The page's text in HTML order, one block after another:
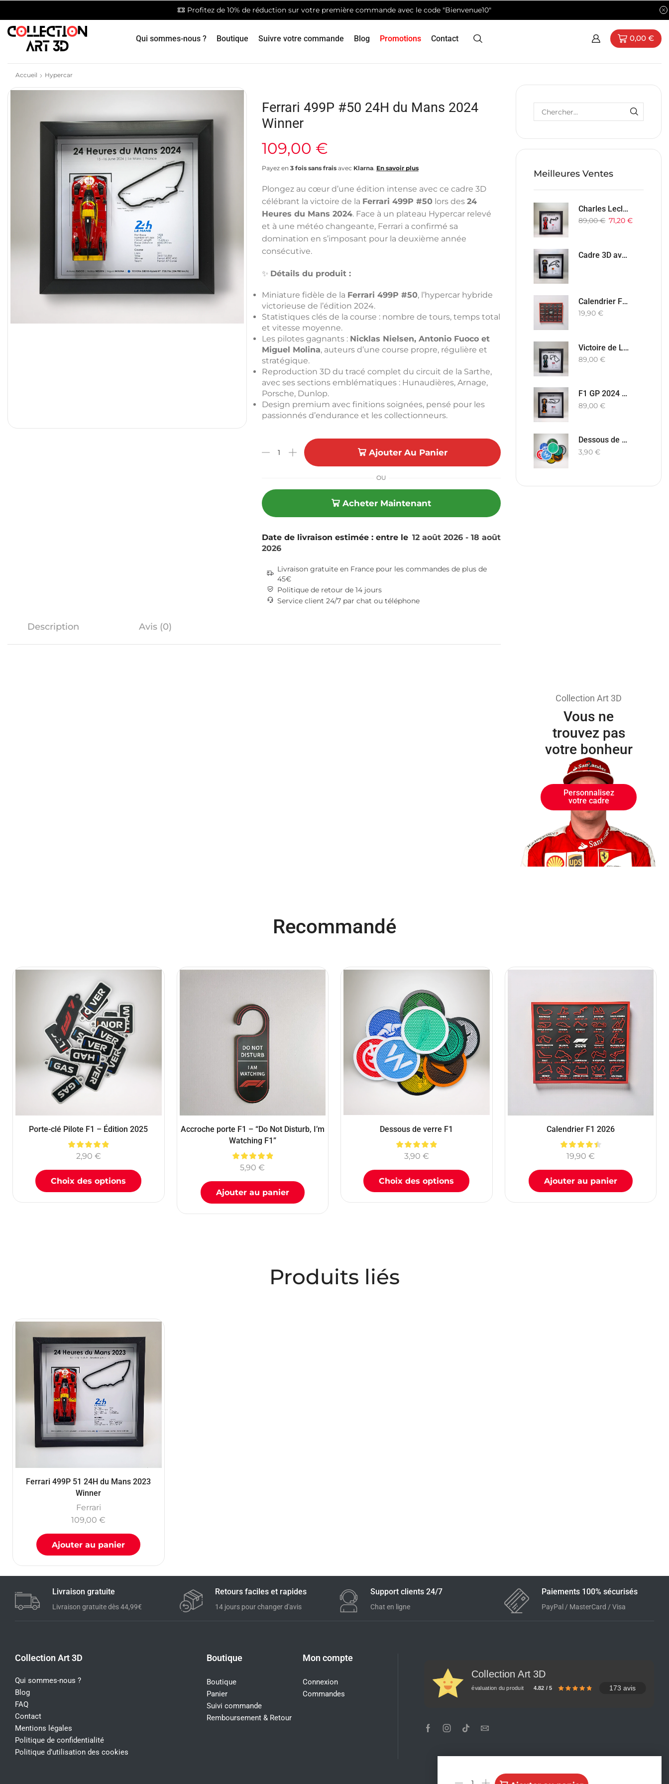
Profitez de 10% de réduction sur votre première commande avec le code "Bienvenue10"
Qui sommes-nous ? Boutique Suivre votre commande Blog Promotions Contact 0,00 €
Accueil Hypercar
Ferrari 499P #50 24H du Mans 2024
Winner
109,00 €
Payez en 3 fois sans fraisavec Klarna. En savoir plus
Plongez au cœur d’une édition intense avec ce cadre 3D
célébrant la victoire de la Ferrari 499P #50lors des 24
Heures du Mans 2024. Face à un plateau Hypercar relevé
et à une météo changeante, Ferrari a confirmé sa
domination en s’imposant pour la deuxième année
consécutive.
✨ Détails du produit :
Miniature fidèle de la Ferrari 499P #50, l’hypercar hybride
victorieuse de l’édition 2024.
Statistiques clés de la course : nombre de tours, temps total
et vitesse moyenne.
Les pilotes gagnants : Nicklas Nielsen, Antonio Fuoco et
Miguel Molina, auteurs d’une course propre, régulière et
stratégique.
Reproduction 3D du tracé complet du circuit de la Sarthe,
avec ses sections emblématiques : Hunaudières, Arnage,
Porsche, Dunlop.
Design premium avec finitions soignées, pensé pour les
passionnés d’endurance et les collectionneurs.
Ajouter Au Panier
OU
Acheter Maintenant
Date de livraison estimée : entre le 12 août 2026 - 18 août
2026
Livraison gratuite en France pour les commandes de plus de
45€
Politique de retour de 14 jours
Service client 24/7 par chat ou téléphone
Meilleures Ventes
Charles Leclerc #16 GP F1 Monaco 2024 SF-24
89,00€ 71,20€
Cadre 3D avec le pilote et le circuit de votre choix - Edition 2025
Calendrier F1 2026
19,90€
Victoire de Lewis Hamilton à Silverstone 2024 Mercedes W15
89,00€
F1 GP 2024 winners
89,00€
Dessous de verre F1
3,90€
Description Avis (0)
Collection Art 3D
Vous ne
trouvez pas
votre bonheur
?
Personnalisez
votre cadre
Recommandé
Porte-clé Pilote F1 – Édition 2025
2,90 €
Choix des options
Accroche porte F1 – “Do Not Disturb, I’m
Watching F1”
5,90€
Ajouter au panier
Dessous de verre F1
3,90 €
Choix des options
Calendrier F1 2026
19,90 €
Ajouter au panier
Produits liés
Ferrari 499P 51 24H du Mans 2023
Winner
Ferrari
109,00€
Ajouter au panier
Livraison gratuite
Livraison gratuite dès 44,99€
Retours faciles et rapides
14 jours pour changer d'avis
Support clients 24/7
Chat en ligne
Paiements 100% sécurisés
PayPal / MasterCard / Visa
Collection Art 3D
Qui sommes-nous ?
Blog
FAQ
Contact
Mentions légales
Politique de confidentialité
Politique d’utilisation des cookies
Boutique
Boutique
Panier
Suivi commande
Remboursement & Retour
Mon compte
Connexion
Commandes
Collection Art 3D
évaluation du produit 4.82 / 5 173 avis